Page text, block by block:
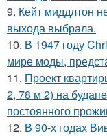
9. Кейт миддлтон
выхода выбрала.
10. В 1947 году
мире моды,
11. Проект
2, 78 м 2) на
постоянного
12. В 90-х годах